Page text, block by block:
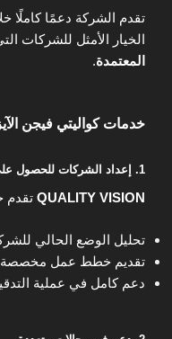
تقدم الشركة دعمًا كاملًا
الخيار الأمثل للشركات
المعتمدة.
خدمات كواليتي فيجن
1. إعداد الشركات للحصول على الشهادات
QUALITY VISION تقدم
تحليل الوضع الحالي
تقديم خطط عمل مخصصة
دعم كامل في عملية